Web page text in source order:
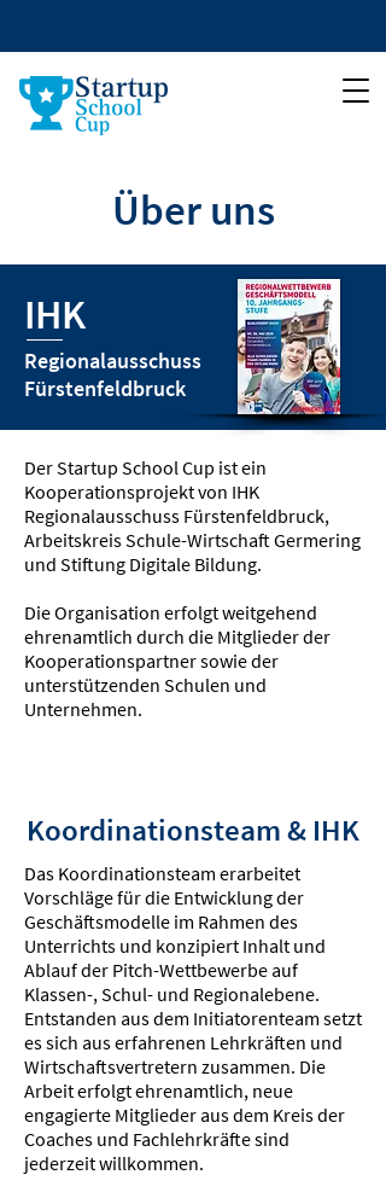
Über uns
IHK
Regionalausschuss
Fürstenfeldbruck
Der Startup School Cup ist ein
Kooperationsprojekt von IHK
Regionalausschuss Fürstenfeldbruck,
Arbeitskreis Schule-Wirtschaft Germering
und Stiftung Digitale Bildung.
Die Organisation erfolgt weitgehend
ehrenamtlich durch die Mitglieder der
Kooperationspartner sowie der
unterstützenden Schulen und
Unternehmen.
Koordinationsteam & IHK
Das Koordinationsteam erarbeitet
Vorschläge für die Entwicklung der
Geschäftsmodelle im Rahmen des
Unterrichts und konzipiert Inhalt und
Ablauf der Pitch-Wettbewerbe auf
Klassen-, Schul- und Regionalebene.
Entstanden aus dem Initiatorenteam setzt
es sich aus erfahrenen Lehrkräften und
Wirtschaftsvertretern zusammen. Die
Arbeit erfolgt ehrenamtlich, neue
engagierte Mitglieder aus dem Kreis der
Coaches und Fachlehrkräfte sind
jederzeit willkommen.